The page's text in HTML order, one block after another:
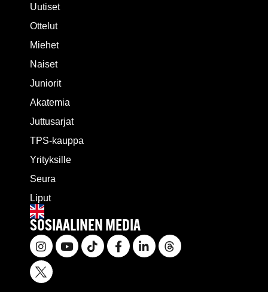
Uutiset
Ottelut
Miehet
Naiset
Juniorit
Akatemia
Juttusarjat
TPS-kauppa
Yrityksille
Seura
Liput
SOSIAALINEN MEDIA